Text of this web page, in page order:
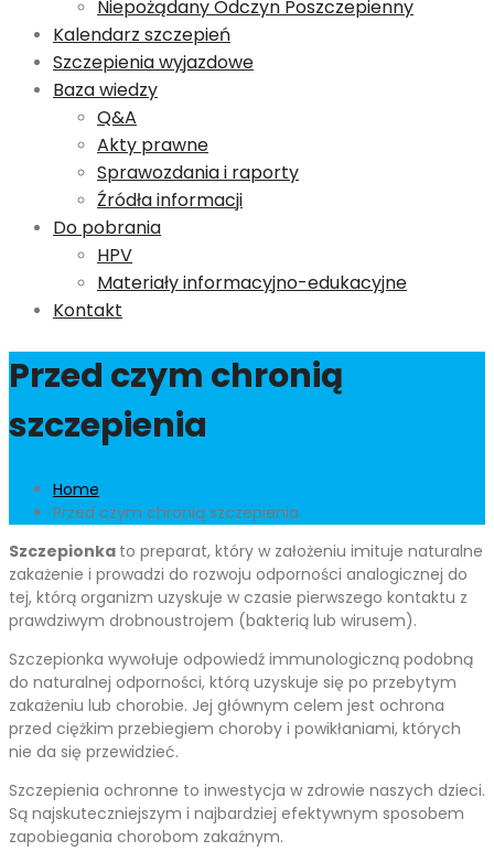
Niepożądany Odczyn Poszczepienny
Kalendarz szczepień
Szczepienia wyjazdowe
Baza wiedzy
Q&A
Akty prawne
Sprawozdania i raporty
Źródła informacji
Do pobrania
HPV
Materiały informacyjno-edukacyjne
Kontakt
Przed czym chronią
szczepienia
Home
Przed czym chronią szczepienia
Szczepionka to preparat, który w założeniu imituje naturalne
zakażenie i prowadzi do rozwoju odporności analogicznej do
tej, którą organizm uzyskuje w czasie pierwszego kontaktu z
prawdziwym drobnoustrojem (bakterią lub wirusem).
Szczepionka wywołuje odpowiedź immunologiczną podobną
do naturalnej odporności, którą uzyskuje się po przebytym
zakażeniu lub chorobie. Jej głównym celem jest ochrona
przed ciężkim przebiegiem choroby i powikłaniami, których
nie da się przewidzieć.
Szczepienia ochronne to inwestycja w zdrowie naszych dzieci.
Są najskuteczniejszym i najbardziej efektywnym sposobem
zapobiegania chorobom zakaźnym.